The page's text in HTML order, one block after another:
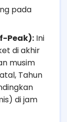
pada
Peak): Ini
di akhir
musim
Tahun
di jam